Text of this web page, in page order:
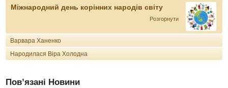
Міжнародний день корінних народів світу
Розгорнути
Варвара Ханенко
Народилася Віра Холодна
Пов’язані Новини